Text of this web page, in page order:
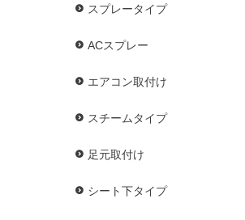
スプレータイプ
ACスプレー
エアコン取付け
スチームタイプ
足元取付け
シート下タイプ